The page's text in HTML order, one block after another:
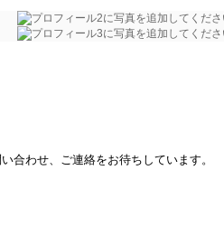
合わせ、ご連絡をお待ちしています。